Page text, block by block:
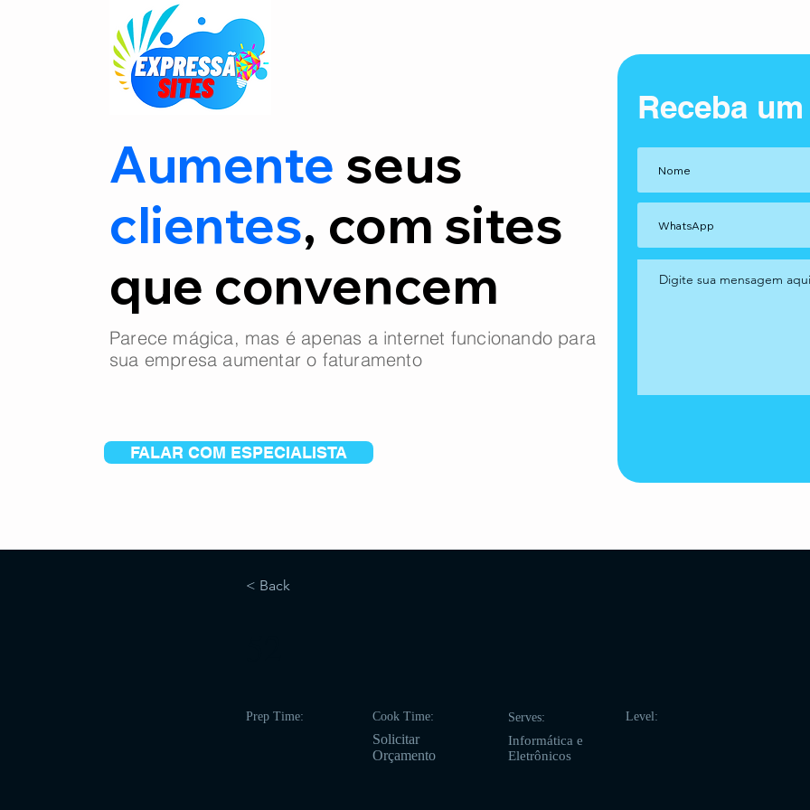
Aumente seus
clientes, com sites
que convencem
Parece mágica, mas é apenas a internet funcionando para
sua empresa aumentar o faturamento
FALAR COM ESPECIALISTA
Receba
< Back
Prep Time: Cook Time:
Solicitar
Orçamento
Serves:
Informática e
Eletrônicos
Level: